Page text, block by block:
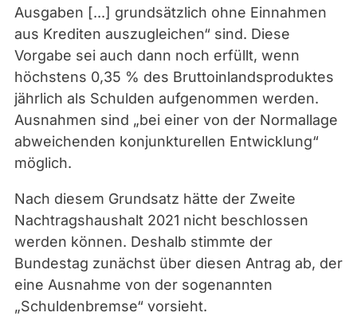
e
/
i
i
Ausgaben [...] grundsätzlich ohne Einnahmen
aus Krediten auszugleichen“ sind. Diese
Vorgabe sei auch dann noch erfüllt, wenn
höchstens 0,35 % des Bruttoinlandsproduktes
jährlich als Schulden aufgenommen werden.
Ausnahmen sind „bei einer von der Normallage
abweichenden konjunkturellen Entwicklung“
möglich.
Nach diesem Grundsatz hätte der Zweite
Nachtragshaushalt 2021 nicht beschlossen
werden können. Deshalb stimmte der
Bundestag zunächst über diesen Antrag ab, der
eine Ausnahme von der sogenannten
„Schuldenbremse“ vorsieht.